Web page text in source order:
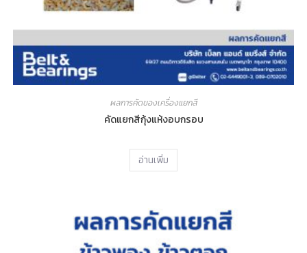
ผลการคัดของเครื่องแยกสี
คัดแยกสีกุ้งแห้งอบกรอบ
อ่านเพิ่ม